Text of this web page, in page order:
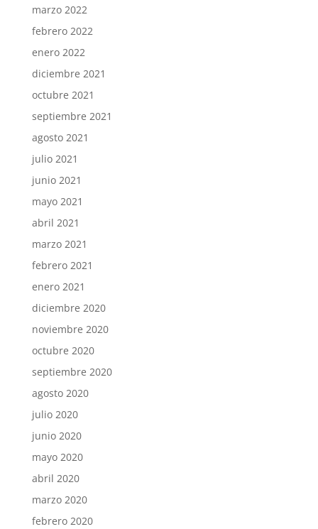
marzo 2022
febrero 2022
enero 2022
diciembre 2021
octubre 2021
septiembre 2021
agosto 2021
julio 2021
junio 2021
mayo 2021
abril 2021
marzo 2021
febrero 2021
enero 2021
diciembre 2020
noviembre 2020
octubre 2020
septiembre 2020
agosto 2020
julio 2020
junio 2020
mayo 2020
abril 2020
marzo 2020
febrero 2020